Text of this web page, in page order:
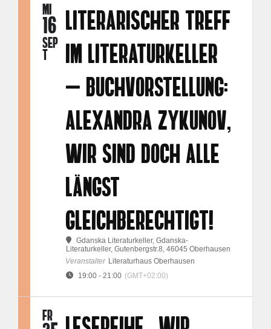
MI
16
SEP
T
LITERARISCHER TREFF
IM LITERATURKELLER
– BUCHVORSTELLUNG:
ALEXANDRA ZYKUNOV,
WIR SIND DOCH ALLE
LÄNGST
GLEICHBERECHTIGT!
Gdanska Literaturkeller, Gdanska-
Literaturkeller, Gutenbergstr.8, 46045 Oberhausen
Veranstalter Literaturhaus Oberhausen
19:00 - 21:00 (GMT+02:00)
FR